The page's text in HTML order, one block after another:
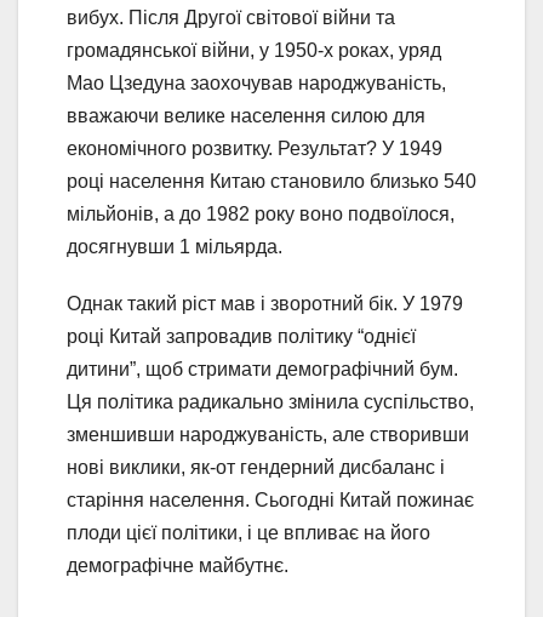
вибух. Після Другої світової війни та
громадянської війни, у 1950-х роках, уряд
Мао Цзедуна заохочував народжуваність,
вважаючи велике населення силою для
економічного розвитку. Результат? У 1949
році населення Китаю становило близько 540
мільйонів, а до 1982 року воно подвоїлося,
досягнувши 1 мільярда.
Однак такий ріст мав і зворотний бік. У 1979
році Китай запровадив політику “однієї
дитини”, щоб стримати демографічний бум.
Ця політика радикально змінила суспільство,
зменшивши народжуваність, але створивши
нові виклики, як-от гендерний дисбаланс і
старіння населення. Сьогодні Китай пожинає
плоди цієї політики, і це впливає на його
демографічне майбутнє.